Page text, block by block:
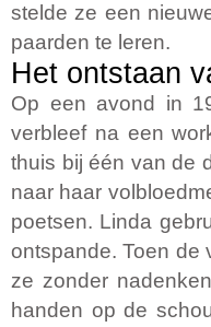
stelde ze een
paarden te leren.
Het ontstaan
Op een avond in
verbleef na een
thuis bij één van de
naar haar
poetsen. Linda
ontspande. Toen de
ze zonder
handen op de